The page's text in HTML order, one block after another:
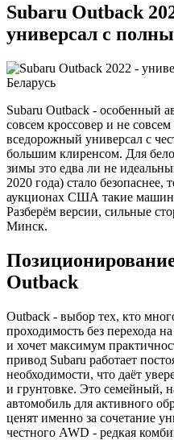
Subaru Outback
универсал с
Subaru Outback - особенный
совсем кроссовер и не
вседорожный универсал с
большим клиренсом. Для
зимы это едва ли не
2020 года) стало
аукционах США такие
Разберём версии, сильные
Минск.
Outback
Outback - выбор тех, кто
проходимость без перехода
и хочет максимум
привод Subaru работает
необходимости, что даёт
и грунтовке. Это семейный,
автомобиль для активного
ценят именно за сочетание
честного AWD - редкая